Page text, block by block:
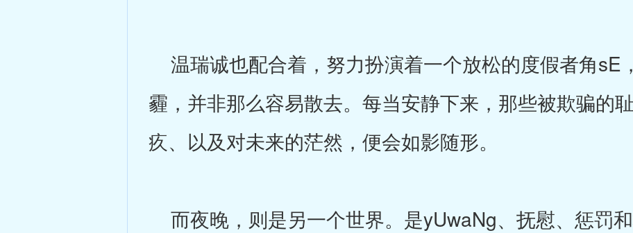
温瑞诚也配合着，努力扮演着一个放松的度假者角sE
霾，并非那么容易散去。每当安静下来，那些被欺骗的
疚、以及对未来的茫然，便会如影随形。
而夜晚，则是另一个世界。是yUwaNg、抚慰、惩罚